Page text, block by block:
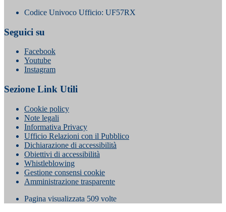
Codice Univoco Ufficio: UF57RX
Seguici su
Facebook
Youtube
Instagram
Sezione Link Utili
Cookie policy
Note legali
Informativa Privacy
Ufficio Relazioni con il Pubblico
Dichiarazione di accessibilità
Obiettivi di accessibilità
Whistleblowing
Gestione consensi cookie
Amministrazione trasparente
Pagina visualizzata 509 volte